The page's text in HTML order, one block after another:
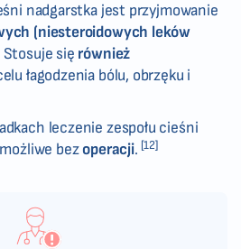
nadgarstka jest przyjmowanie
(niesteroidowych leków
Stosuje się również
łagodzenia bólu, obrzęku i
leczenie zespołu cieśni
bezoperacji. [12]